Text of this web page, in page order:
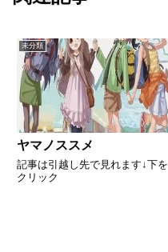
未分類
ヤマノススメ
記事は引越し先で見れます↓下を
クリック